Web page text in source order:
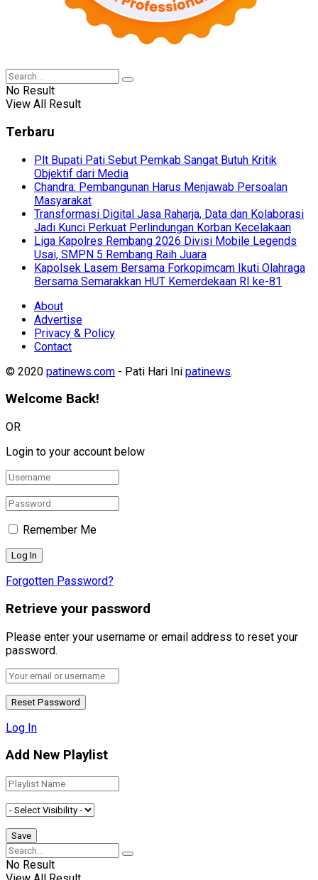
No Result
View All Result
Terbaru
Plt Bupati Pati Sebut Pemkab Sangat Butuh Kritik
Objektif dari Media
Chandra: Pembangunan Harus Menjawab Persoalan
Masyarakat
Transformasi Digital Jasa Raharja, Data dan Kolaborasi
Jadi Kunci Perkuat Perlindungan Korban Kecelakaan
Liga Kapolres Rembang 2026 Divisi Mobile Legends
Usai, SMPN 5 Rembang Raih Juara
Kapolsek Lasem Bersama Forkopimcam Ikuti Olahraga
Bersama Semarakkan HUT Kemerdekaan RI ke-81
About
Advertise
Privacy & Policy
Contact
© 2020 patinews.com - Pati Hari Ini patinews.
Welcome Back!
OR
Login to your account below
Remember Me
Forgotten Password?
Retrieve your password
Please enter your username or email address to reset your
password.
Log In
Add New Playlist
No Result